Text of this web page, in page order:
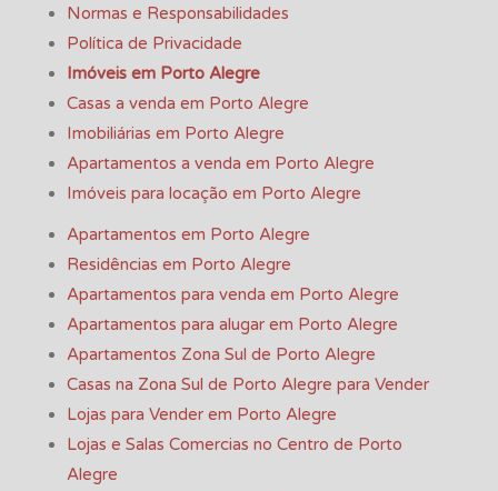
Normas e Responsabilidades
Política de Privacidade
Imóveis em Porto Alegre
Casas a venda em Porto Alegre
Imobiliárias em Porto Alegre
Apartamentos a venda em Porto Alegre
Imóveis para locação em Porto Alegre
Apartamentos em Porto Alegre
Residências em Porto Alegre
Apartamentos para venda em Porto Alegre
Apartamentos para alugar em Porto Alegre
Apartamentos Zona Sul de Porto Alegre
Casas na Zona Sul de Porto Alegre para Vender
Lojas para Vender em Porto Alegre
Lojas e Salas Comercias no Centro de Porto
Alegre